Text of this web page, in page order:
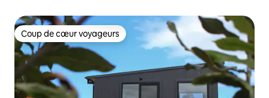
Coup de cœur voyageurs
Coup de cœur voyageurs